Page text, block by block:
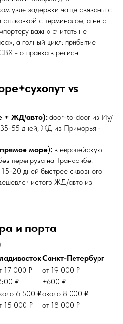
узле задержки чаще связаны с
с терминалом, а не с
важно считать не
а полный цикл: прибытие
- отправка в регион.
vs
+ ЖД/авто): door-to-door из Иу/
55 дней; ЖД из Приморья -
море): в европейскую
перегруза на Транссибе.
20 дней быстрее сквозного
чистого ЖД/авто из
и порта
Санкт-Петербург
17 000 ₽
от 19 000 ₽
₽
+600 ₽
6 500 ₽около 8 000 ₽
15 000 ₽ от 18 000 ₽